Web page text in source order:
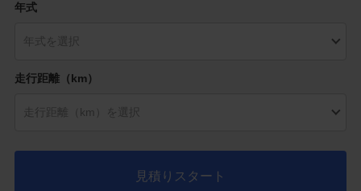
年式
走行距離（km）
見積りスタート